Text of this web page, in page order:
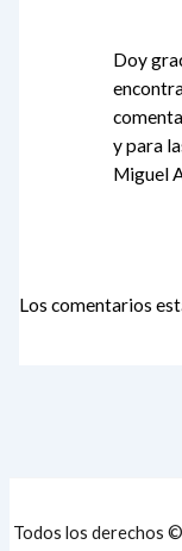
Doy
y para
Miguel
Los comentarios
Todos los derechos